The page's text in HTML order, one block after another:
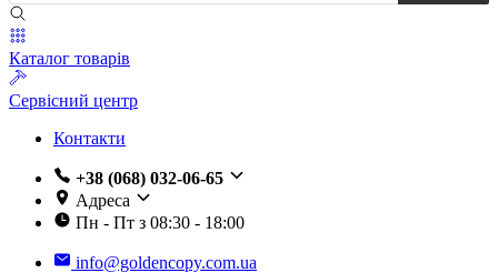
Каталог товарів
Сервісний центр
Контакти
+38 (068) 032-06-65
Адреса
Пн - Пт з 08:30 - 18:00
info@goldencopy.com.ua